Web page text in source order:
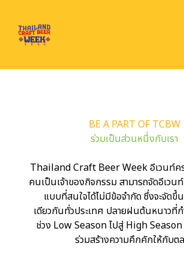
content
BE A PART OF TCBW
ร่วมเป็นส่วนหนึ่งกับเรา
Thailand Craft Beer Week อีเวนท์ค
คนเป็นเจ้าของกิจกรรม สามารถจัดอีเวน
แบบที่สนใจได้ไม่มีข้อจำกัด ซึ่งจะจัดขึ้น
เดียวกันทั่วประเทศ ปลายฝนต้นหนาวที่
ช่วง Low Season ไปสู่ High
ร่วมสร้างความคึกคักให้กับต